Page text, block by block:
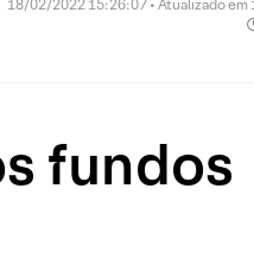
18/02/2022 15:26:07 • Atualizado
fundos